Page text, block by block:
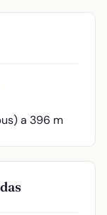
a 396 m